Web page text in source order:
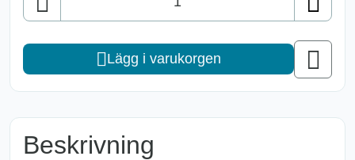
Antal
Lägg i varukorgen
Beskrivning